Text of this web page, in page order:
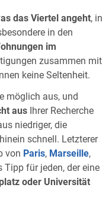
das Viertel angeht, in
in den
im
zusammen mit
keine Seltenheit.
möglich aus, und
aus Ihrer Recherche
niedriger, die
schnell. Letzterer
von Paris, Marseille,
Tipp für jeden, der eine
oder Universität